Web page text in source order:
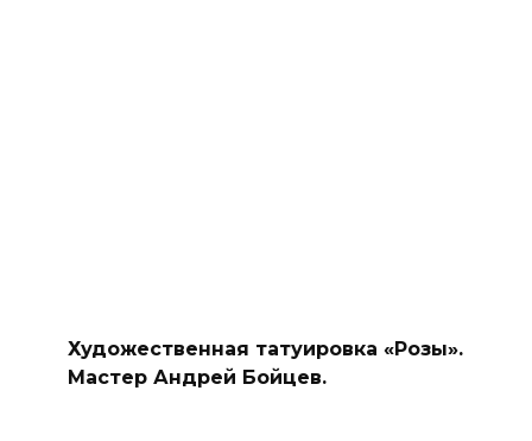
Художественная татуировка «Розы».
Мастер Андрей Бойцев.